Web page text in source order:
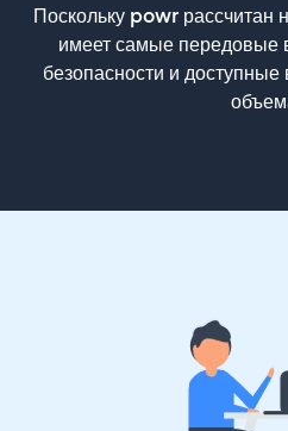
Поскольку powr рассчитан
имеет самые передовые
безопасности и